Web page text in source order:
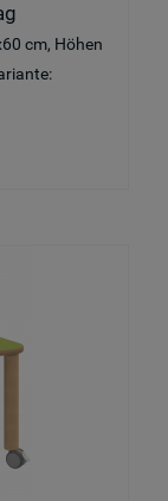
cm, Höhen